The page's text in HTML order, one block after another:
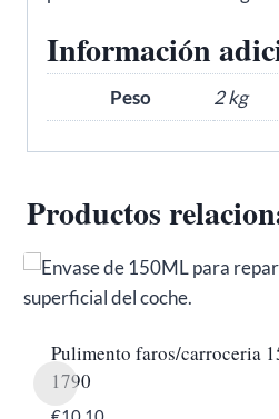
Información
Peso 2 kg
Productos
Pulimento faros/carroceria
1790